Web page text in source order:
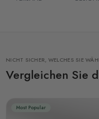
NICHT SICHER, WELCHES SIE
Vergleichen Sie
Most Popular